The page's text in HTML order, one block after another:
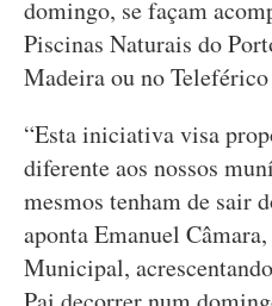
domingo, se façam
Piscinas Naturais do
Madeira ou no
“Esta iniciativa visa
diferente aos nossos
mesmos tenham de sair
aponta Emanuel
Municipal,